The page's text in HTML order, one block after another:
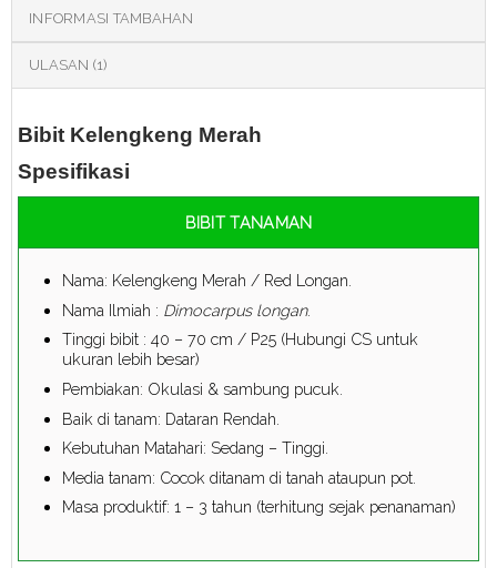
INFORMASI TAMBAHAN
ULASAN (1)
Bibit Kelengkeng Merah
Spesifikasi
BIBIT TANAMAN
Nama: Kelengkeng Merah / Red Longan.
Nama Ilmiah : Dimocarpus longan.
Tinggi bibit : 40 – 70 cm / P25 (Hubungi CS untuk
ukuran lebih besar)
Pembiakan: Okulasi & sambung pucuk.
Baik di tanam: Dataran Rendah.
Kebutuhan Matahari: Sedang – Tinggi.
Media tanam: Cocok ditanam di tanah ataupun pot.
Masa produktif: 1 – 3 tahun (terhitung sejak penanaman)